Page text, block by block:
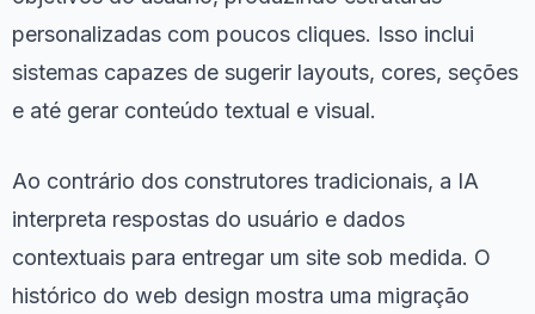
personalizadas com poucos cliques. Isso inclui
sistemas capazes de sugerir layouts, cores, seções
e até gerar conteúdo textual e visual.
Ao contrário dos construtores tradicionais, a IA
interpreta respostas do usuário e dados
contextuais para entregar um site sob medida. O
histórico do web design mostra uma migração